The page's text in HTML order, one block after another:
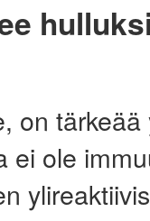
on
ei ole